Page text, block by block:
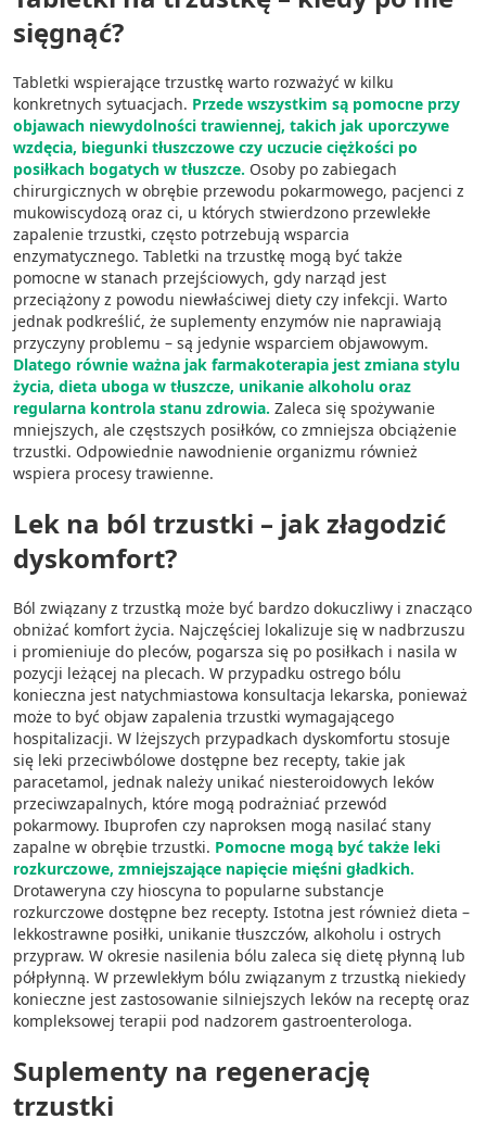
sięgnąć?
Tabletki wspierające trzustkę warto rozważyć w kilku
konkretnych sytuacjach. Przede wszystkim są pomocne przy
objawach niewydolności trawiennej, takich jak uporczywe
wzdęcia, biegunki tłuszczowe czy uczucie ciężkości po
posiłkach bogatych w tłuszcze. Osoby po zabiegach
chirurgicznych w obrębie przewodu pokarmowego, pacjenci z
mukowiscydozą oraz ci, u których stwierdzono przewlekłe
zapalenie trzustki, często potrzebują wsparcia
enzymatycznego. Tabletki na trzustkę mogą być także
pomocne w stanach przejściowych, gdy narząd jest
przeciążony z powodu niewłaściwej diety czy infekcji. Warto
jednak podkreślić, że suplementy enzymów nie naprawiają
przyczyny problemu – są jedynie wsparciem objawowym.
Dlatego równie ważna jak farmakoterapia jest zmiana stylu
życia, dieta uboga w tłuszcze, unikanie alkoholu oraz
regularna kontrola stanu zdrowia. Zaleca się spożywanie
mniejszych, ale częstszych posiłków, co zmniejsza obciążenie
trzustki. Odpowiednie nawodnienie organizmu również
wspiera procesy trawienne.
Lek na ból trzustki – jak złagodzić
dyskomfort?
Ból związany z trzustką może być bardzo dokuczliwy i znacząco
obniżać komfort życia. Najczęściej lokalizuje się w nadbrzuszu
i promieniuje do pleców, pogarsza się po posiłkach i nasila w
pozycji leżącej na plecach. W przypadku ostrego bólu
konieczna jest natychmiastowa konsultacja lekarska, ponieważ
może to być objaw zapalenia trzustki wymagającego
hospitalizacji. W lżejszych przypadkach dyskomfortu stosuje
się leki przeciwbólowe dostępne bez recepty, takie jak
paracetamol, jednak należy unikać niesteroidowych leków
przeciwzapalnych, które mogą podrażniać przewód
pokarmowy. Ibuprofen czy naproksen mogą nasilać stany
zapalne w obrębie trzustki. Pomocne mogą być także leki
rozkurczowe, zmniejszające napięcie mięśni gładkich.
Drotaweryna czy hioscyna to popularne substancje
rozkurczowe dostępne bez recepty. Istotna jest również dieta –
lekkostrawne posiłki, unikanie tłuszczów, alkoholu i ostrych
przypraw. W okresie nasilenia bólu zaleca się dietę płynną lub
półpłynną. W przewlekłym bólu związanym z trzustką niekiedy
konieczne jest zastosowanie silniejszych leków na receptę oraz
kompleksowej terapii pod nadzorem gastroenterologa.
Suplementy na regenerację
trzustki